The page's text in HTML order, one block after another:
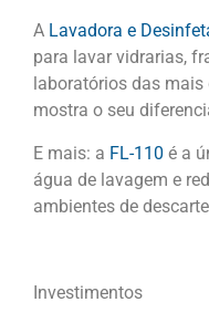
A Lavadora e
para lavar vidrarias,
laboratórios das mais
mostra o seu
E mais: a FL-110 é a
água de lavagem e
ambientes de
Investimentos